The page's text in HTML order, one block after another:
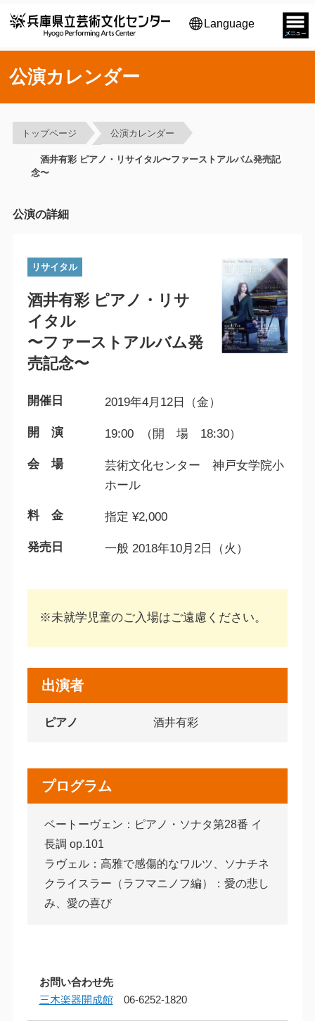
Language
公演カレンダー
トップページ 公演カレンダー
酒井有彩 ピアノ・リサイタル〜ファーストアルバム発売記
念〜
公演の詳細
リサイタル
酒井有彩 ピアノ・リサ
イタル
〜ファーストアルバム発
売記念〜
開催日 2019年4月12日（金）
開 演 19:00 （開 場 18:30）
会 場
芸術文化センター 神戸女学院小
ホール
料 金 指定 ¥2,000
発売日 一般 2018年10月2日（火）
※未就学児童のご入場はご遠慮ください。
出演者
ピアノ 酒井有彩
プログラム
ベートーヴェン：ピアノ・ソナタ第28番 イ
長調 op.101
ラヴェル：高雅で感傷的なワルツ、ソナチネ
クライスラー（ラフマニノフ編）：愛の悲し
み、愛の喜び
お問い合わせ先
三木楽器開成館06-6252-1820